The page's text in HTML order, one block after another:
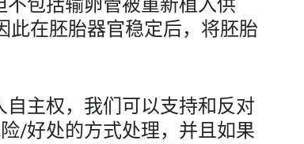
此在胚胎器官稳定后，将胚胎
主权，我们可以支持和反对
/好处的方式处理，并且如果